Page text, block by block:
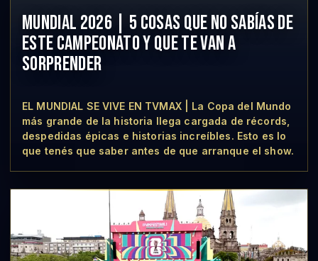
MUNDIAL 2026 | 5 COSAS QUE NO SABÍAS DE
ESTE CAMPEONATO Y QUE TE VAN A
SORPRENDER
EL MUNDIAL SE VIVE EN TVMAX | La Copa del Mundo
más grande de la historia llega cargada de récords,
despedidas épicas e historias increíbles. Esto es lo
que tenés que saber antes de que arranque el show.